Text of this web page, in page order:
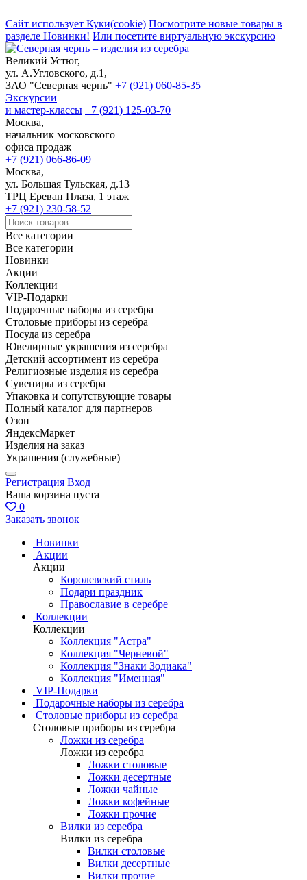
Сайт использует Куки(cookie) Посмотрите новые товары в
разделе Новинки! Или посетите виртуальную экскурсию
Великий Устюг,
ул. А.Угловского, д.1,
ЗАО "Северная чернь" +7 (921) 060-85-35
Экскурсии
и мастер-классы +7 (921) 125-03-70
Москва,
начальник московского
офиса продаж
+7 (921) 066-86-09
Москва,
ул. Большая Тульская, д.13
ТРЦ Ереван Плаза, 1 этаж
+7 (921) 230-58-52
Все категории
Все категории
Новинки
Акции
Коллекции
VIP-Подарки
Подарочные наборы из серебра
Столовые приборы из серебра
Посуда из серебра
Ювелирные украшения из серебра
Детский ассортимент из серебра
Религиозные изделия из серебра
Сувениры из серебра
Упаковка и сопутствующие товары
Полный каталог для партнеров
Озон
ЯндексМаркет
Изделия на заказ
Украшения (служебные)
Регистрация Вход
Ваша корзина пуста
0
Заказать звонок
Новинки
Акции
Акции
Королевский стиль
Подари праздник
Православие в серебре
Коллекции
Коллекции
Коллекция "Астра"
Коллекция "Черневой"
Коллекция "Знаки Зодиака"
Коллекция "Именная"
VIP-Подарки
Подарочные наборы из серебра
Столовые приборы из серебра
Столовые приборы из серебра
Ложки из серебра
Ложки из серебра
Ложки столовые
Ложки десертные
Ложки чайные
Ложки кофейные
Ложки прочие
Вилки из серебра
Вилки из серебра
Вилки столовые
Вилки десертные
Вилки прочие